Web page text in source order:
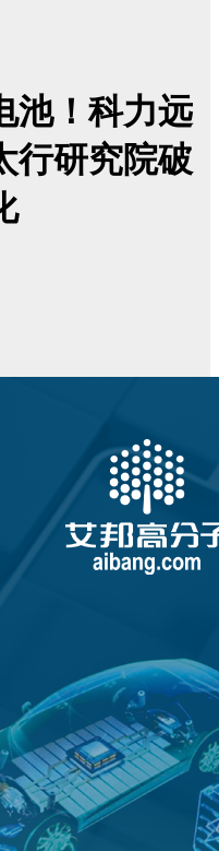
池！科力远
行研究院破